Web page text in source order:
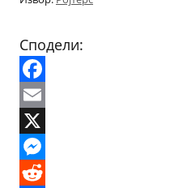
Сподели:
Facebook
Email
X
Messenger